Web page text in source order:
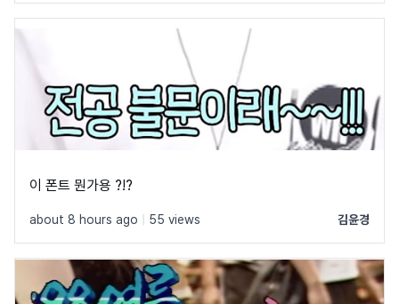
이 폰트 뭔가용 ?!?
about 8 hours ago 55 views 김윤경